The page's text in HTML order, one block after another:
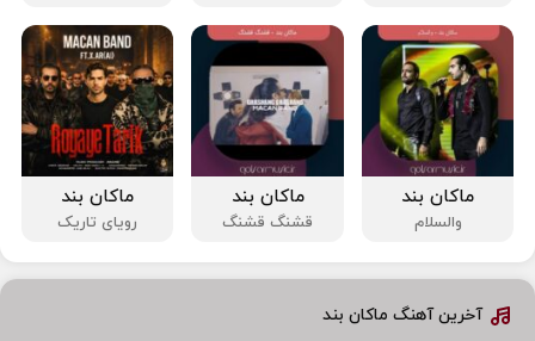
ماکان بند
والسلام
ماکان بند
قشنگ قشنگ
ماکان بند
رویای تاریک
آخرین آهنگ ماکان بند